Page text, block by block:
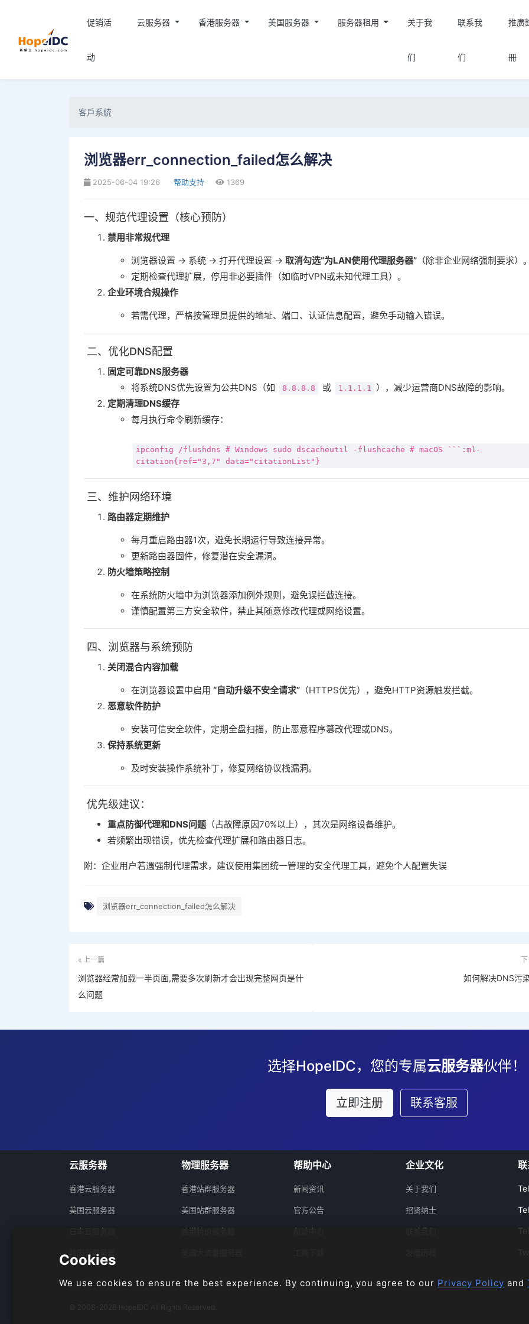
促销活
动
云服务器 香港服务器 美国服务器 服务器租用 关于我
们
联系我
们
推廣
冊
客戶系統
浏览器err_connection_failed怎么解决
2025-06-04 19:26 帮助支持 1369
一、规范代理设置（核心预防）
禁用非常规代理
浏览器设置 → 系统 → 打开代理设置 → ‌ 取消勾选“为LAN使用代理服务器” ‌（除非企业网络强制要求）。
定期检查代理扩展，停用非必要插件（如临时VPN或未知代理工具）。
企业环境合规操作
若需代理，严格按管理员提供的地址、端口、认证信息配置，避免手动输入错误。
二、优化DNS配置
固定可靠DNS服务器
将系统DNS优先设置为公共DNS（如
8.8.8.8 或 1.1.1.1
），减少运营商DNS故障的影响。
定期清理DNS缓存
每月执行命令刷新缓存：
ipconfig /flushdns # Windows sudo dscacheutil -flushcache # macOS ```:ml-
citation{ref="3,7" data="citationList" }
三、维护网络环境
路由器定期维护
每月重启路由器1次，避免长期运行导致连接异常。
更新路由器固件，修复潜在安全漏洞。
防火墙策略控制
在系统防火墙中为浏览器添加例外规则，避免误拦截连接。
谨慎配置第三方安全软件，禁止其随意修改代理或网络设置。
四、浏览器与系统预防
关闭混合内容加载
在浏览器设置中启用 ‌ “自动升级不安全请求” ‌（HTTPS优先），避免HTTP资源触发拦截。
恶意软件防护
安装可信安全软件，定期全盘扫描，防止恶意程序篡改代理或DNS。
保持系统更新
及时安装操作系统补丁，修复网络协议栈漏洞。
优先级建议：
重点防御代理和DNS问题 ‌（占故障原因70%以上），其次是网络设备维护。
若频繁出现错误，优先检查代理扩展和路由器日志。
附：企业用户若遇强制代理需求，建议使用集团统一管理的安全代理工具，避免个人配置失误
浏览器err_connection_failed怎么解决
« 上一篇
浏览器经常加载一半页面,需要多次刷新才会出现完整网页是什
么问题
如何解决DNS污
选择HopeIDC，您的专属云服务器伙伴！
立即注册 联系客服
云服务器
香港云服务器
美国云服务器
日本云服务器
韩国云服务器
物理服务器
香港站群服务器
美国站群服务器
香港特价服务器
帮助中心
新闻资讯
官方公告
帮助中心
企业文化
关于我们
招贤纳士
联系我们
联
Cookies
We use cookies to ensure the best experience. By continuing, you agree to our Privacy Policy and